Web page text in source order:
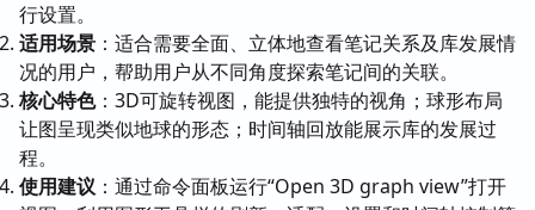
行设置。
适用场景 ：适合需要全面、立体地查看笔记关系及库发展情
况的用户，帮助用户从不同角度探索笔记间的关联。
核心特色：3D可旋转视图，能提供独特的视角；球形布局
让图呈现类似地球的形态；时间轴回放能展示库的发展过
程。
使用建议 ：通过命令面板运行“Open 3D graph view”打开